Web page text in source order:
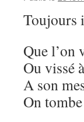
Toujours
Que l’on
Ou vissé
A son
On